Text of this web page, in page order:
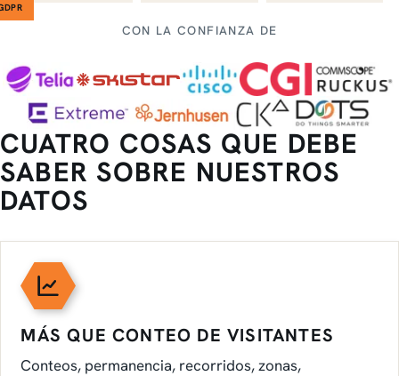
CON LA CONFIANZA DE
CUATRO COSAS QUE DEBE
SABER SOBRE NUESTROS
DATOS
MÁS QUE CONTEO DE VISITANTES
Conteos, permanencia, recorridos, zonas,